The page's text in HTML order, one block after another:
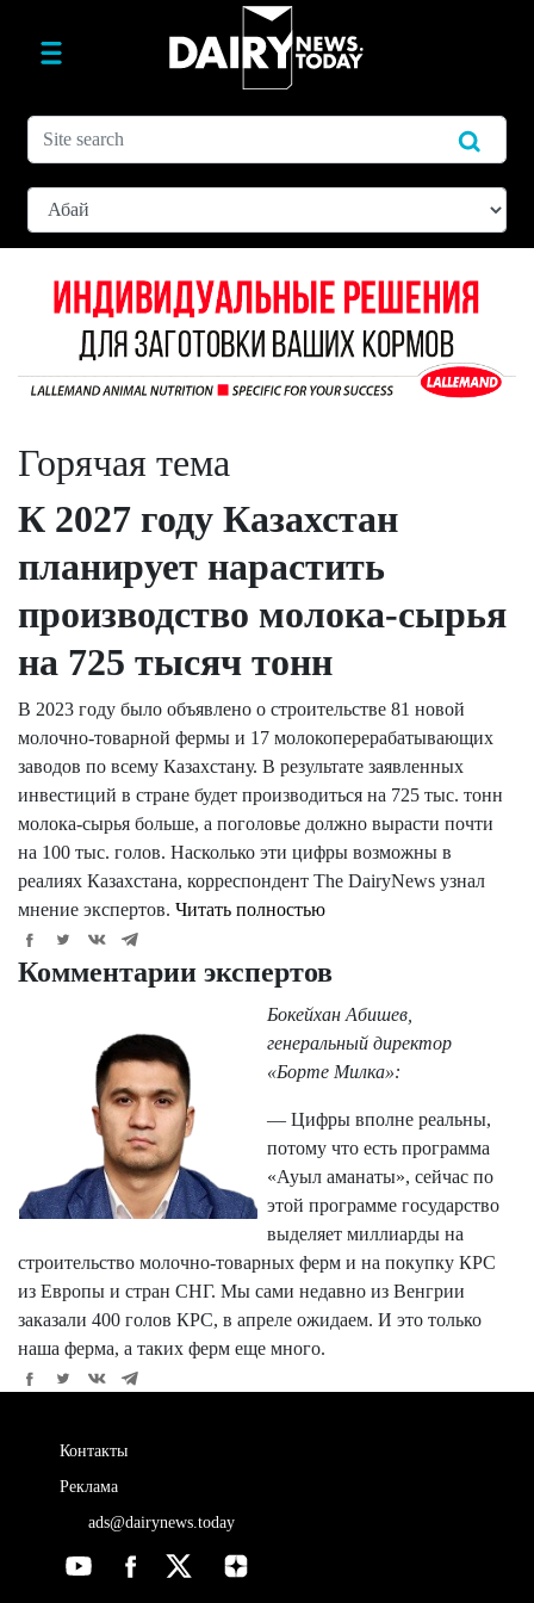
Горячая тема
К 2027 году Казахстан
планирует нарастить
производство молока-сырья
на 725 тысяч тонн
В 2023 году было объявлено о строительстве 81 новой
молочно-товарной фермы и 17 молокоперерабатывающих
заводов по всему Казахстану. В результате заявленных
инвестиций в стране будет производиться на 725 тыс. тонн
молока-сырья больше, а поголовье должно вырасти почти
на 100 тыс. голов. Насколько эти цифры возможны в
реалиях Казахстана, корреспондент The DairyNews узнал
мнение экспертов. Читать полностью
Комментарии экспертов
Бокейхан Абишев,
генеральный директор
«Борте Милка»:
— Цифры вполне реальны,
потому что есть программа
«Ауыл аманаты», сейчас по
этой программе государство
выделяет миллиарды на
строительство молочно-товарных ферм и на покупку КРС
из Европы и стран СНГ. Мы сами недавно из Венгрии
заказали 400 голов КРС, в апреле ожидаем. И это только
наша ферма, а таких ферм еще много.
Контакты
Реклама
ads@dairynews.today